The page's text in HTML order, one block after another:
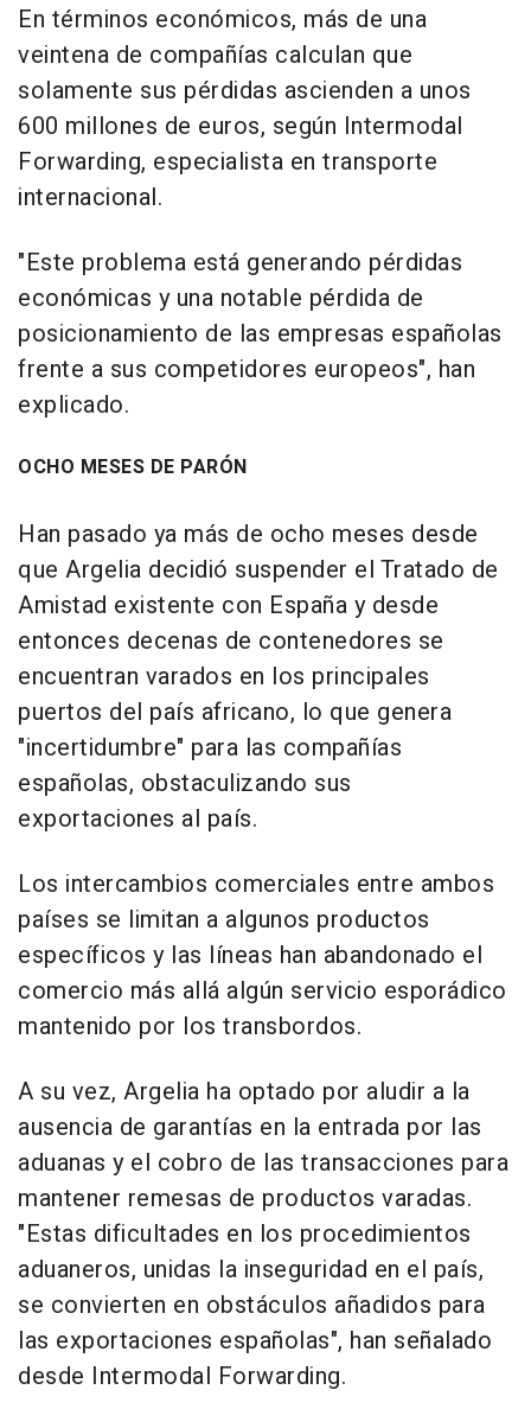
En términos económicos, más de una
veintena de compañías calculan que
solamente sus pérdidas ascienden a unos
600 millones de euros, según Intermodal
Forwarding, especialista en transporte
internacional.
"Este problema está generando pérdidas
económicas y una notable pérdida de
posicionamiento de las empresas españolas
frente a sus competidores europeos", han
explicado.
OCHO MESES DE PARÓN
Han pasado ya más de ocho meses desde
que Argelia decidió suspender el Tratado de
Amistad existente con España y desde
entonces decenas de contenedores se
encuentran varados en los principales
puertos del país africano, lo que genera
"incertidumbre" para las compañías
españolas, obstaculizando sus
exportaciones al país.
Los intercambios comerciales entre ambos
países se limitan a algunos productos
específicos y las líneas han abandonado el
comercio más allá algún servicio esporádico
mantenido por los transbordos.
A su vez, Argelia ha optado por aludir a la
ausencia de garantías en la entrada por las
aduanas y el cobro de las transacciones para
mantener remesas de productos varadas.
"Estas dificultades en los procedimientos
aduaneros, unidas la inseguridad en el país,
se convierten en obstáculos añadidos para
las exportaciones españolas", han señalado
desde Intermodal Forwarding.